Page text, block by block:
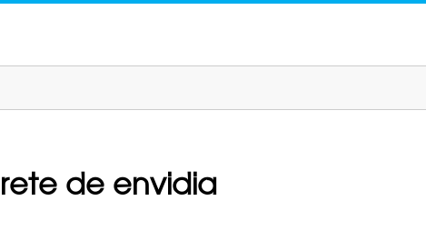
de envidia